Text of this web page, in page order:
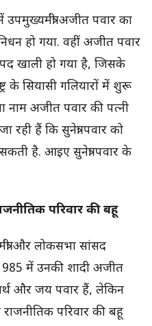
उपमुख्यमंत्री अजीत पवार का
हो गया. वहीं अजीत पवार
खाली हो गया है, जिसके
के सियासी गलियारों में शुरू
अजीत पवार की पत्नी
रही हैं कि सुनेत्रा पवार को
है. आइए सुनेत्रा पवार के
परिवार की बहू
और लोकसभा सांसद
में उनकी शादी अजीत
और जय पवार हैं, लेकिन
परिवार की बहू